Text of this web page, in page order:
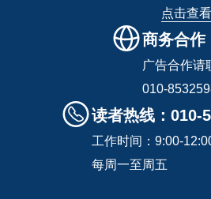
点击查看
商务合作
广告合作请
010-
读者热线：010-
工作时间：9:00-
每周一至周五